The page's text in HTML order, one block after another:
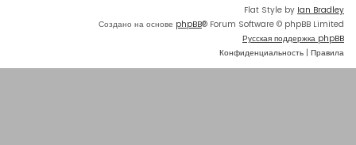
Flat Style by Ian Bradley
Создано на основе phpBB® Forum Software © phpBB Limited
Русская поддержка phpBB
Конфиденциальность | Правила